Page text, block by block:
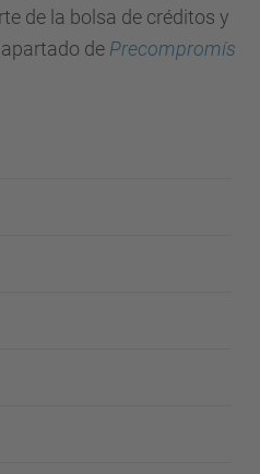
de la bolsa de créditos y
de Precompromís